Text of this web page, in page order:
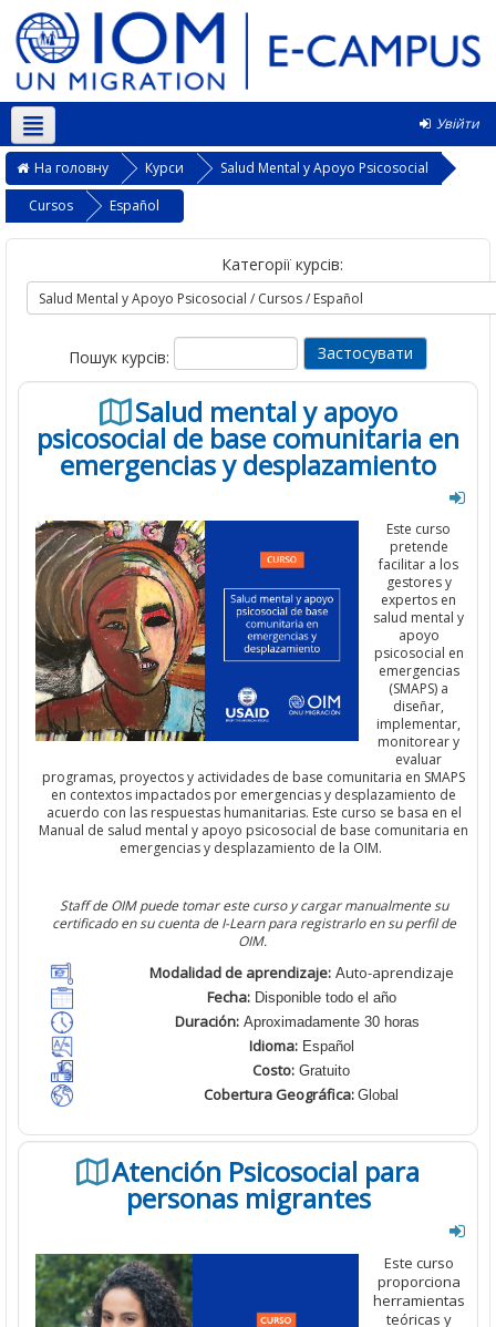
Увійти
Українська ‎(uk)‎
На головну Курси
Salud Mental y Apoyo Psicosocial
Cursos
Español
Категорії курсів:
Пошук курсів:
Salud mental y apoyo
psicosocial de base comunitaria en
emergencias y desplazamiento
Este curso
pretende
facilitar a los
gestores y
expertos en
salud mental y
apoyo
psicosocial en
emergencias
(SMAPS) a
diseñar,
implementar,
monitorear y
evaluar
programas, proyectos y actividades de base comunitaria en SMAPS
en contextos impactados por emergencias y desplazamiento de
acuerdo con las respuestas humanitarias. Este curso se basa en el
Manual de salud mental y apoyo psicosocial de base comunitaria en
emergenciasy desplazamiento de la OIM.
Staff de OIMpuede tomar este curso y cargar manualmente su
certificado en su cuenta de I-Learnpara registrarlo en su perfil de
OIM.
Modalidad de aprendizaje:Auto-aprendizaje
Fecha:Disponible todo el año
Duración:Aproximadamente 30 horas
Idioma:Español
Costo: Gratuito
Cobertura Geográfica: Global
Atención Psicosocial para
personas migrantes
Este curso
proporciona
herramientas
teóricas y